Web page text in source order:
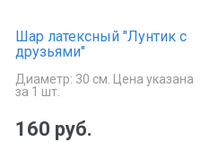
Шар латексный "Лунтик с
друзьями"
Диаметр: 30 см. Цена указана
за 1 шт.
160 руб.